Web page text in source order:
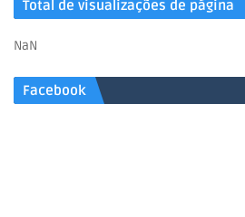
Total de visualizações de página
NaN
Facebook